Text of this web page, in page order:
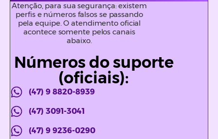
Atenção, para sua segurança: existem
perfis e números falsos se passando
pela equipe. O atendimento oficial
acontece somente pelos canais
abaixo.
Números do suporte
(oficiais):
(47) 9 8820-8939
(47) 3091-3041
(47) 9 9236-0290